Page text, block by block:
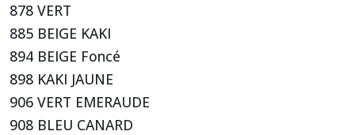
878 VERT
885 BEIGE KAKI
894 BEIGE Foncé
898 KAKI JAUNE
906 VERT EMERAUDE
908 BLEU CANARD